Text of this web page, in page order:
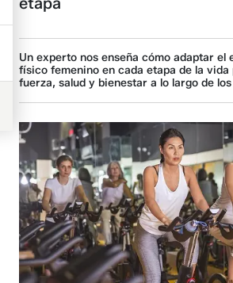
Un experto nos enseña cómo adaptar el
físico femenino en cada etapa de la
fuerza, salud y bienestar a lo largo de los